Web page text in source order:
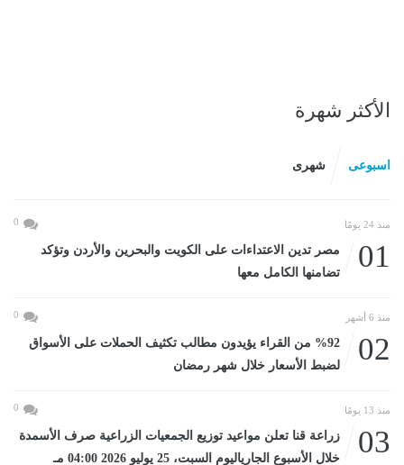
الأكثر شهرة
اسبوعى شهرى
منذ 24 يومًا 0
01
مصر تدين الاعتداءات على الكويت والبحرين والأردن وتؤكد
تضامنها الكامل معها
منذ 6 أشهر 0
02
%92 من القراء يؤيدون مطالب تكثيف الحملات على الأسواق
لضبط الأسعار خلال شهر رمضان
منذ 13 يومًا 0
03
زراعة قنا تعلن مواعيد توزيع الجمعيات الزراعية صرف الأسمدة
خلال الأسبوع الجارياليوم السبت، 25 يوليو 2026 04:00 مـ